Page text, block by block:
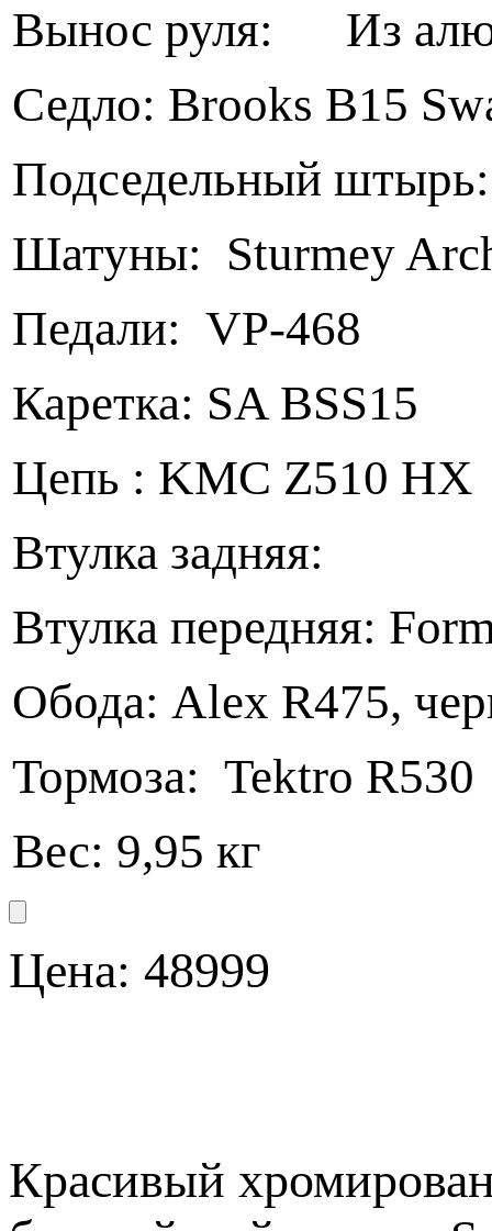
Вынос руля: Из
Седло: Brooks B15
Подседельный
Шатуны: Sturmey
Педали: VP-468
Каретка: SA BSS15
Цепь : KMC Z510 HX
Втулка задняя:
Втулка передняя:
Обода: Alex R475,
Тормоза: Tektro R530
Вес: 9,95 кг
Цена: 48999
Красивый